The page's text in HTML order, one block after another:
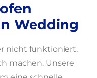
Wedding
nicht funktioniert,
machen. Unsere